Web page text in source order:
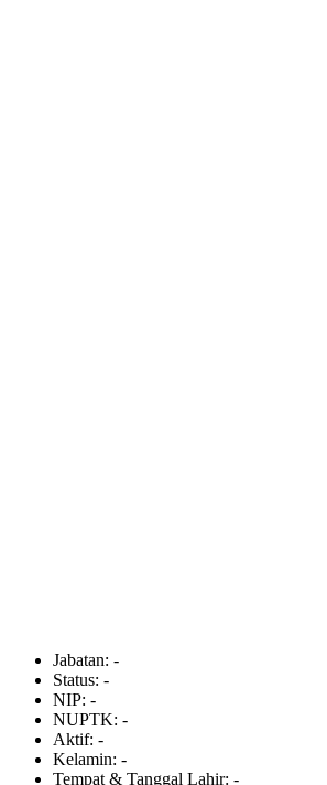
Jabatan: -
Status: -
NIP: -
NUPTK: -
Aktif: -
Kelamin: -
Tempat & Tanggal Lahir: -